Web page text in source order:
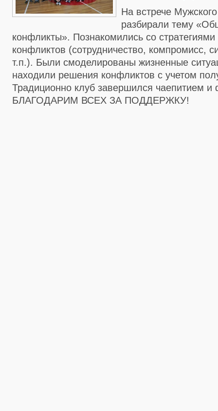
На встрече
разбирали тему
конфликты». Познакомились со
конфликтов (сотрудничество, компромисс,
т.п.). Были смоделированы жизненные
находили решения конфликтов с учетом
Традиционно клуб завершился чаепитием и
БЛАГОДАРИМ ВСЕХ ЗА ПОДДЕРЖКУ!